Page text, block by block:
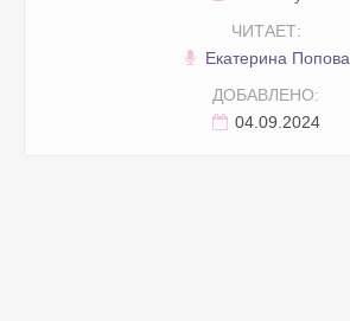
ЧИТАЕТ:
Екатерина Попова
ДОБАВЛЕНО:
04.09.2024